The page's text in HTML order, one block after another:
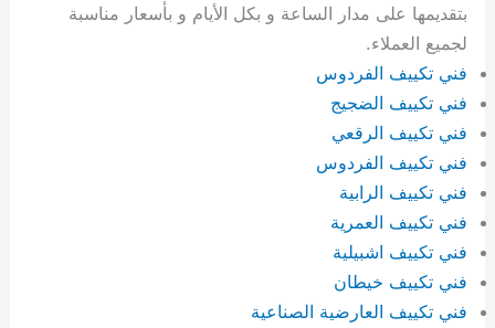
بتقديمها على مدار الساعة و بكل الأيام و بأسعار مناسبة
لجميع العملاء.
فني تكييف الفردوس
فني تكييف الضجيج
فني تكييف الرقعي
فني تكييف الفردوس
فني تكييف الرابية
فني تكييف العمرية
فني تكييف اشبيلية
فني تكييف خيطان
فني تكييف العارضية الصناعية